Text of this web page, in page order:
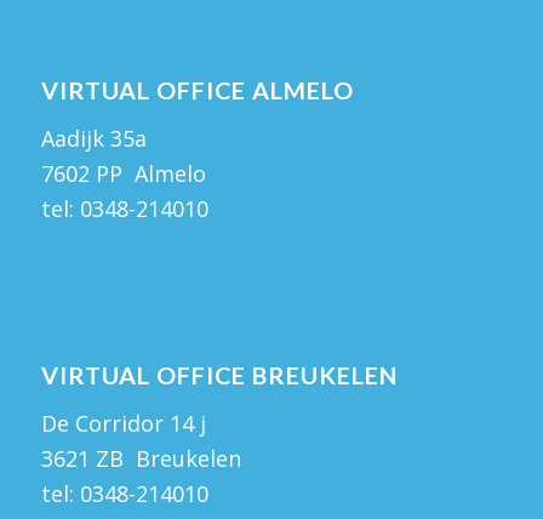
VIRTUAL OFFICE ALMELO
Aadijk 35a
7602 PP Almelo
tel: 0348-214010
VIRTUAL OFFICE BREUKELEN
De Corridor 14 j
3621 ZB Breukelen
tel: 0348-214010